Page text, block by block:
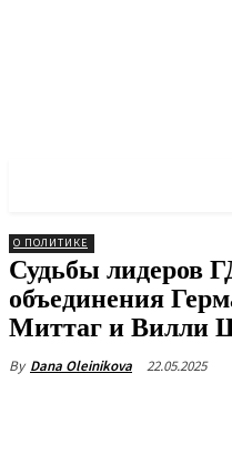
О ПОЛИТИКЕ
Судьбы лидеров
объединения
Миттаг и Вилли
By Dana Oleinikova 22.05.2025